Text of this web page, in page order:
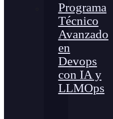
Programa
Técnico
Avanzado
en
Devops
con IA y
LLMOps